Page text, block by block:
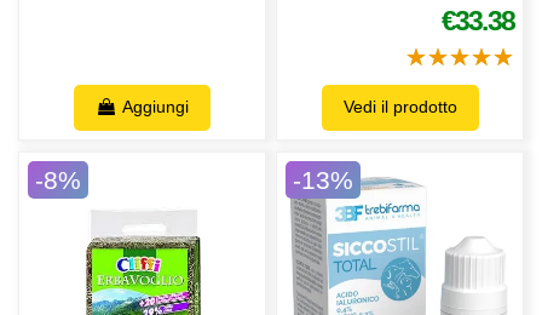
Aggiungi
€33.38
Vedi il prodotto
-8% -13%